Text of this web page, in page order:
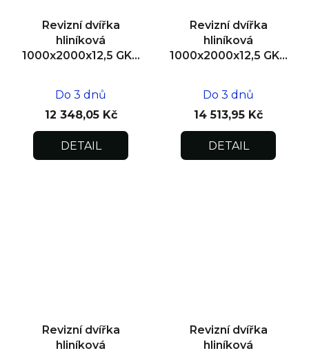
Revizní dvířka
hliníková
1000x2000x12,5 GKB
Do 3 dnů
12 348,05 Kč
DETAIL
Revizní dvířka
hliníková
1000x2000x12,5 GKB
Do 3 dnů
14 513,95 Kč
DETAIL
Revizní dvířka
hliníková
Revizní dvířka
hliníková